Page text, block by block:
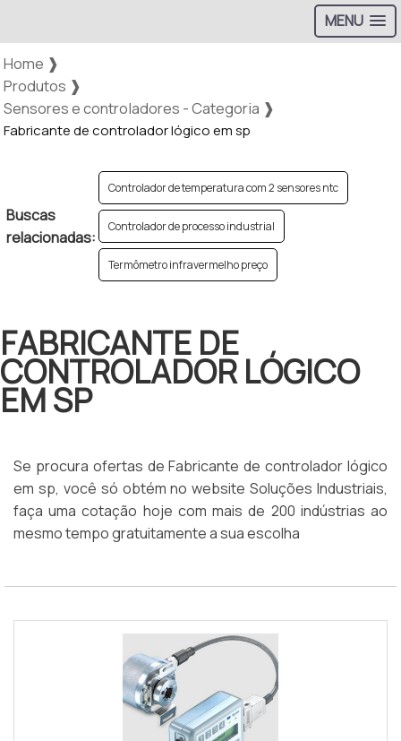
MENU
Home ❱
Produtos ❱
Sensores e controladores - Categoria ❱
Fabricante de controlador lógico em sp
Buscas
relacionadas:
Controlador de temperatura com 2 sensores ntc
Controlador de processo industrial
Termômetro infravermelho preço
FABRICANTE DE
CONTROLADOR LÓGICO
EM SP
Se procura ofertas de Fabricante de controlador lógico
em sp, você só obtém no website Soluções Industriais,
faça uma cotação hoje com mais de 200 indústrias ao
mesmo tempo gratuitamente a sua escolha